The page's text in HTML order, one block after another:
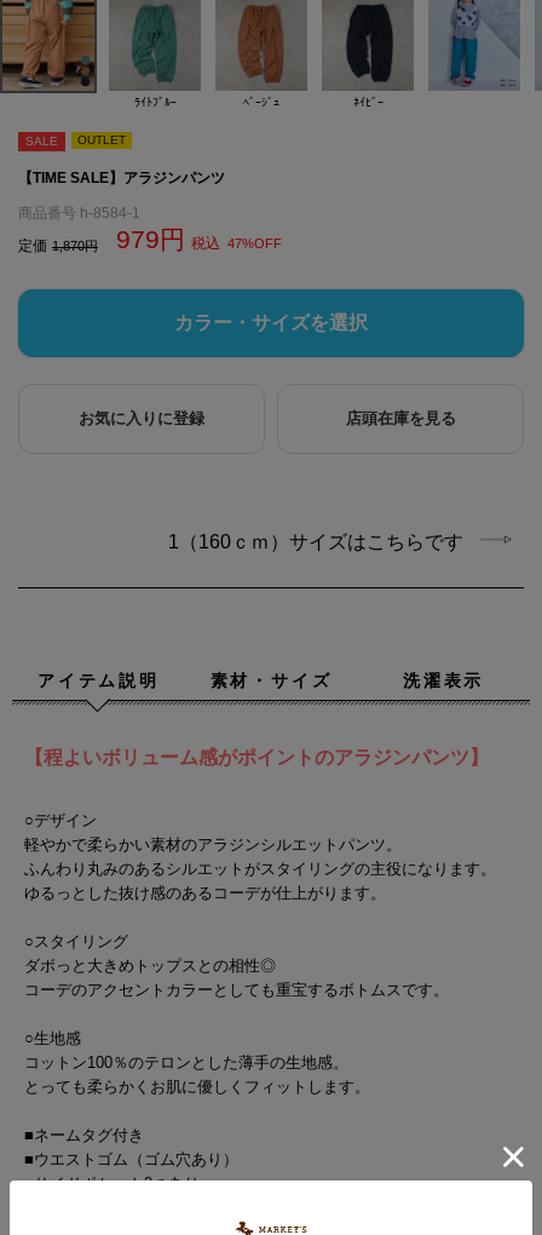
ﾗｲﾄﾌﾞﾙｰ ﾍﾞｰｼﾞｭ ﾈｲﾋﾞｰ
SALE OUTLET
【TIME SALE】アラジンパンツ
商品番号 h-8584-1
定価 1,870 979 税込 47%OFF
カラー・サイズを選択
お気に入りに登録 店頭在庫を見る
1（160ｃｍ）サイズはこちらです
アイテム説明 素材・サイズ 洗濯表示
【程よいボリューム感がポイントのアラジンパンツ】
○デザイン
軽やかで柔らかい素材のアラジンシルエットパンツ。
ふんわり丸みのあるシルエットがスタイリングの主役になります。
ゆるっとした抜け感のあるコーデが仕上がります。
○スタイリング
ダボっと大きめトップスとの相性◎
コーデのアクセントカラーとしても重宝するボトムスです。
○生地感
コットン100％のテロンとした薄手の生地感。
とっても柔らかくお肌に優しくフィットします。
■ネームタグ付き
■ウエストゴム（ゴム穴あり）
■サイドポケット2つあり